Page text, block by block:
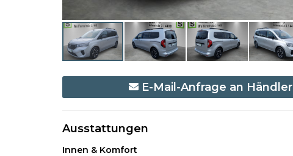
E-Mail-Anfrage an Händler
Ausstattungen
Innen & Komfort